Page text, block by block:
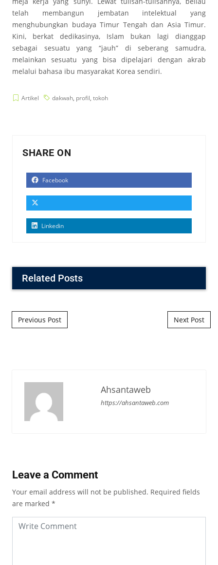
telah membangun jembatan intelektual yang
menghubungkan budaya Timur Tengah dan Asia Timur.
Kini, berkat dedikasinya, Islam bukan lagi dianggap
sebagai sesuatu yang “jauh” di seberang samudra,
melainkan sesuatu yang bisa dipelajari dengan akrab
melalui bahasa ibu masyarakat Korea sendiri.
Artikel dakwah, profil, tokoh
SHARE ON
Facebook
Linkedin
Related Posts
Post navigation
Previous Post Next Post
Ahsantaweb
https://ahsantaweb.com
Leave a Comment
Your email address will not be published. Required fields
are marked *